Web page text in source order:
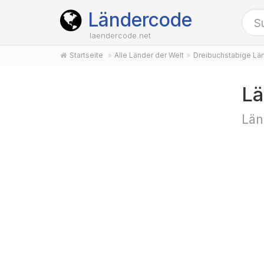
Ländercode
laendercode.net
Startseite Alle Länder der Welt Dreibuchstabige